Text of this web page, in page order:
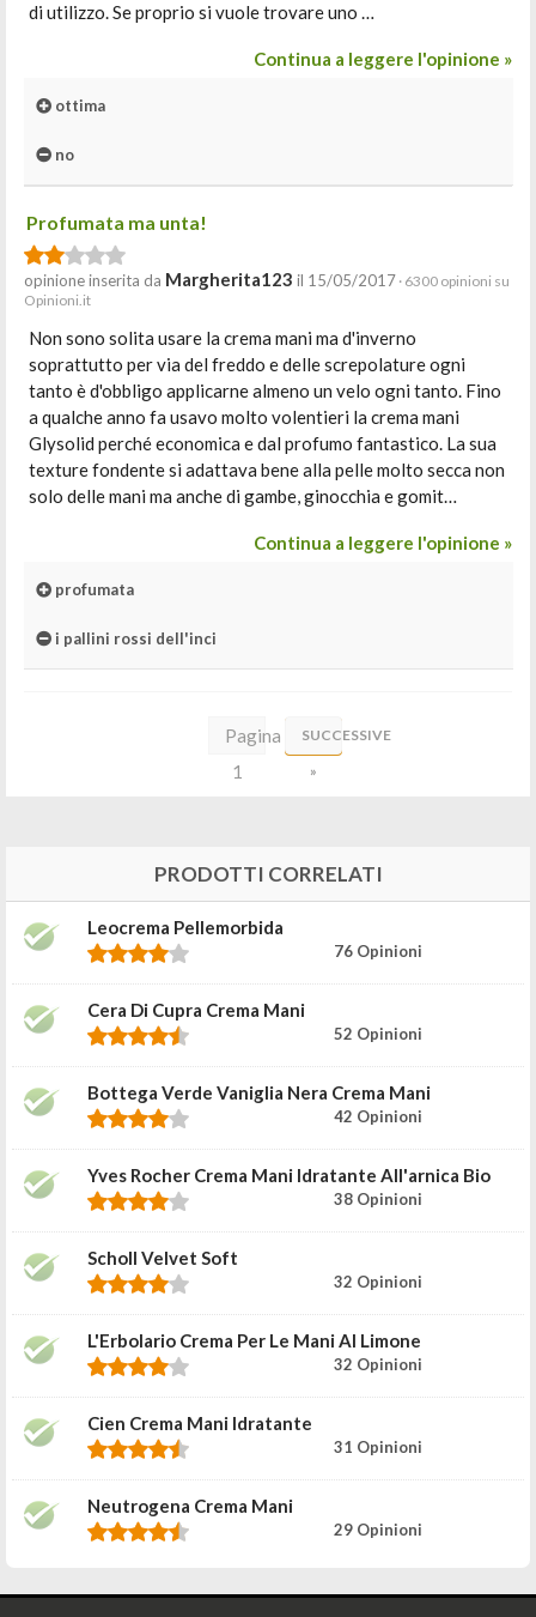
di utilizzo. Se proprio si vuole trovare uno …
Continua a leggere l'opinione »
ottima
no
Profumata ma unta!
opinione inserita da Margherita123 il 15/05/2017 · 6300 opinioni su
Opinioni.it
Non sono solita usare la crema mani ma d'inverno
soprattutto per via del freddo e delle screpolature ogni
tanto è d'obbligo applicarne almeno un velo ogni tanto. Fino
a qualche anno fa usavo molto volentieri la crema mani
Glysolid perché economica e dal profumo fantastico. La sua
texture fondente si adattava bene alla pelle molto secca non
solo delle mani ma anche di gambe, ginocchia e gomit…
Continua a leggere l'opinione »
profumata
i pallini rossi dell'inci
Pagina
1
SUCCESSIVE
»
PRODOTTI CORRELATI
Leocrema Pellemorbida
76 Opinioni
Cera Di Cupra Crema Mani
52 Opinioni
Bottega Verde Vaniglia Nera Crema Mani
42 Opinioni
Yves Rocher Crema Mani Idratante All'arnica Bio
38 Opinioni
Scholl Velvet Soft
32 Opinioni
L'Erbolario Crema Per Le Mani Al Limone
32 Opinioni
Cien Crema Mani Idratante
31 Opinioni
Neutrogena Crema Mani
29 Opinioni